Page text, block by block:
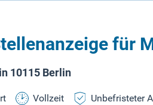
für
10115 Berlin
Vollzeit Unbefristeter